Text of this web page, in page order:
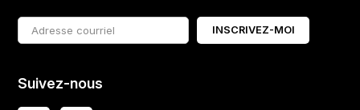
INSCRIVEZ-MOI
Suivez-nous